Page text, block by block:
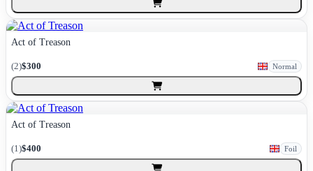
Act of Treason
(2)$300 Normal
Act of Treason
(1)$400 Foil